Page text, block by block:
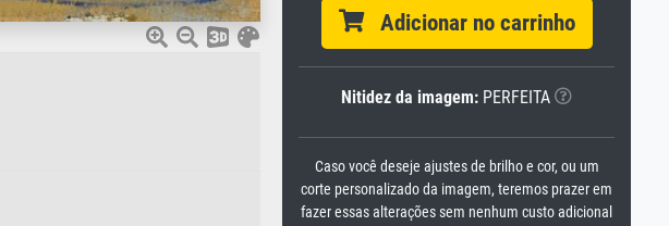
Adicionar no carrinho
Nitidez da imagem: PERFEITA
Caso você deseje ajustes de brilho e cor, ou um
corte personalizado da imagem, teremos prazer em
fazer essas alterações sem nenhum custo adicional